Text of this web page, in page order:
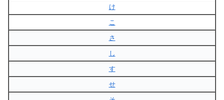
け
こ
さ
し
す
せ